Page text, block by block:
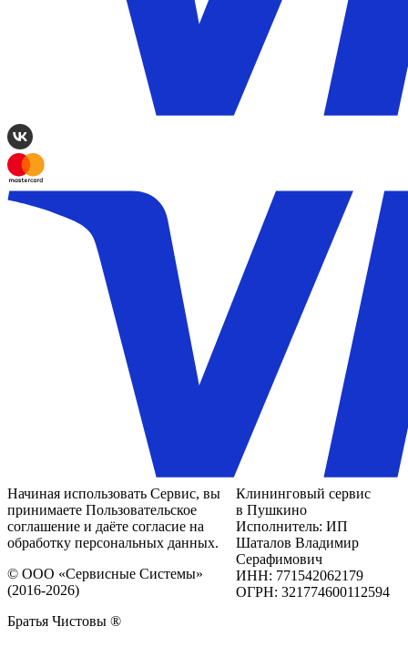
Начиная использовать Сервис, вы
принимаете Пользовательское
соглашение и даёте согласие на
обработку персональных данных.
© ООО «Сервисные Системы»
(2016-2026)
Братья Чистовы ®
Клининговый сервис
в Пушкино
Исполнитель: ИП
Шаталов Владимир
Серафимович
ИНН: 771542062179
ОГРН: 321774600112594